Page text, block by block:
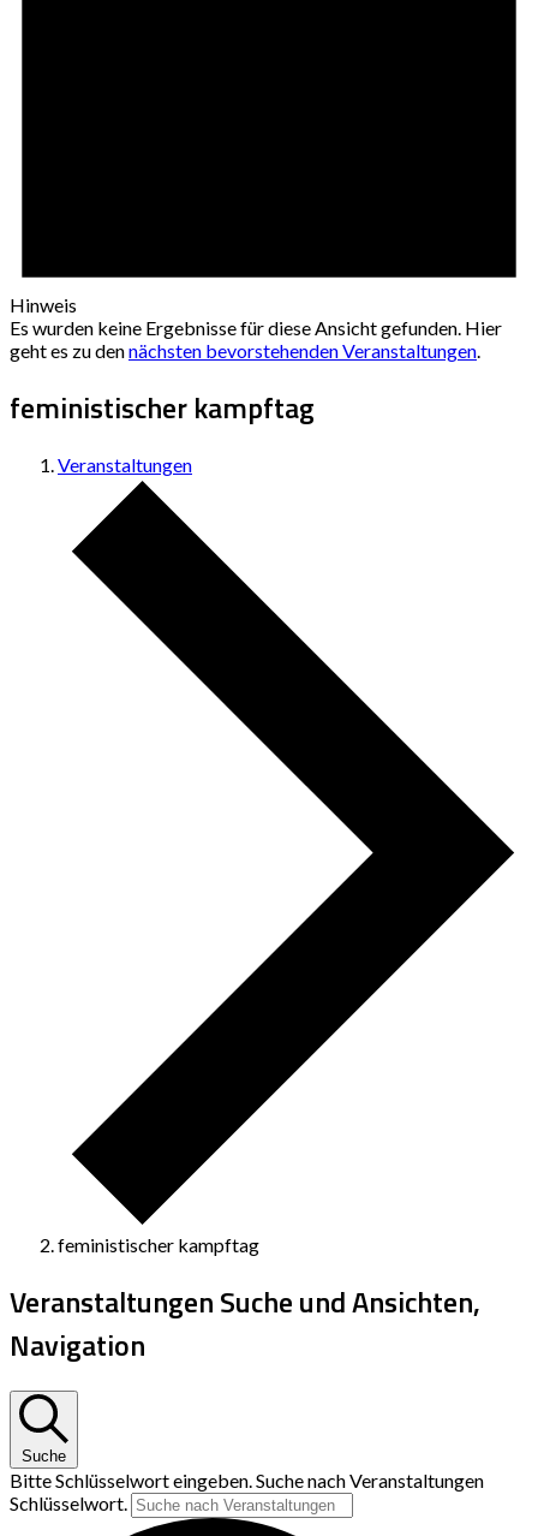
Hinweis
Es wurden keine Ergebnisse für diese Ansicht gefunden. Hier
geht es zu dennächsten bevorstehenden Veranstaltungen.
feministischer kampftag
Veranstaltungen
feministischer kampftag
Veranstaltungen Suche und Ansichten,
Navigation
Suche
Bitte Schlüsselwort eingeben. Suche nach Veranstaltungen
Schlüsselwort.